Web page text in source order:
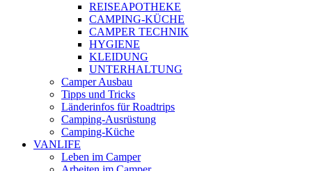
REISEAPOTHEKE
CAMPING-KÜCHE
CAMPER TECHNIK
HYGIENE
KLEIDUNG
UNTERHALTUNG
Camper Ausbau
Tipps und Tricks
Länderinfos für Roadtrips
Camping-Ausrüstung
Camping-Küche
VANLIFE
Leben im Camper